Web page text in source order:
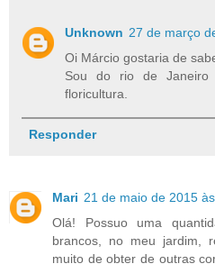
Unknown 27 de março
Oi Márcio gostaria de
Sou do rio de
floricultura.
Responder
Mari 21 de maio de 2015
Olá! Possuo uma
brancos, no meu jardim,
muito de obter de outras